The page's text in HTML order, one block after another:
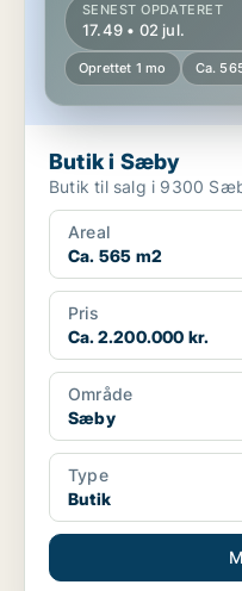
SENEST OPDATERET
17.49 • 02 jul.
Oprettet 1 mo Ca.
Butik i Sæby
Butik til salg i 9300
Areal
Ca. 565 m2
Pris
Ca. 2.200.000 kr.
Område
Sæby
Type
Butik